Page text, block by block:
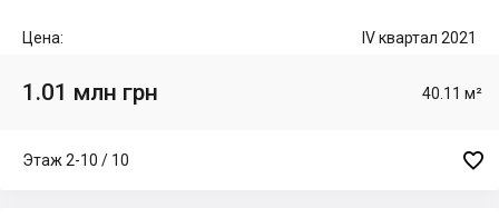
Цена: IV квартал 2021
1.01 млн грн 40.11 м²
Этаж 2-10 / 10 